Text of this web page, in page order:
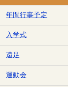
年間行事予定
入学式
遠足
運動会